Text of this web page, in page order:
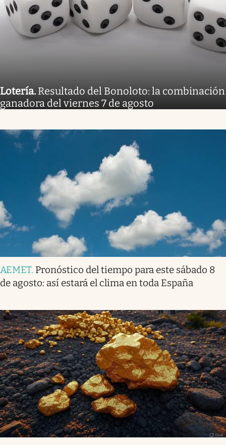
Lotería. Resultado del Bonoloto: la combinación
ganadora del viernes 7 de agosto
AEMET. Pronóstico del tiempo para este sábado 8
de agosto: así estará el clima en toda España